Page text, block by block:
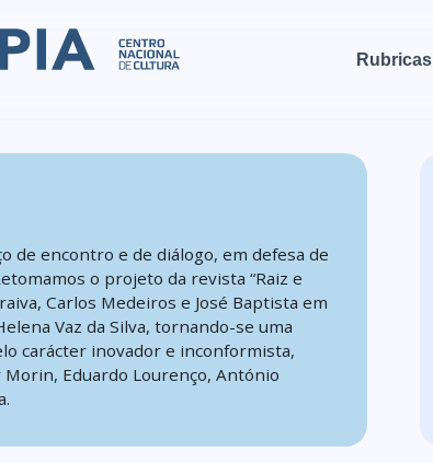
Rubricas
de encontro e de diálogo, em defesa de
o projeto da revista “Raiz e
Carlos Medeiros e José Baptista em
Vaz da Silva, tornando-se uma
carácter inovador e inconformista,
Eduardo Lourenço, António